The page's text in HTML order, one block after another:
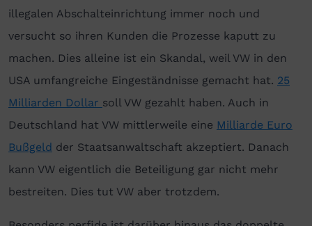
illegalen Abschalteinrichtung immer noch und
versucht so ihren Kunden die Prozesse kaputt zu
machen. Dies alleine ist ein Skandal, weil VW in den
USA umfangreiche Eingeständnisse gemacht hat. 25
Milliarden Dollar soll VW gezahlt haben. Auch in
Deutschland hat VW mittlerweile eine Milliarde Euro
Bußgeld der Staatsanwaltschaft akzeptiert. Danach
kann VW eigentlich die Beteiligung gar nicht mehr
bestreiten. Dies tut VW aber trotzdem.